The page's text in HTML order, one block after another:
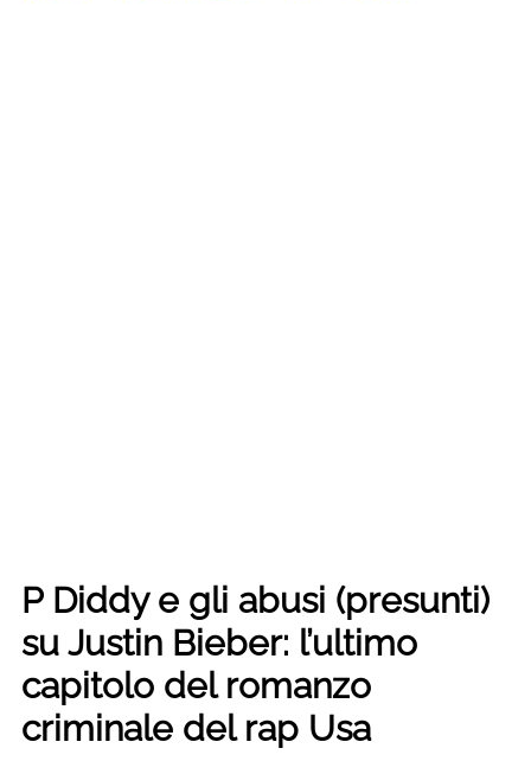
P Diddy e gli abusi (presunti)
su Justin Bieber: l’ultimo
capitolo del romanzo
criminale del rap Usa